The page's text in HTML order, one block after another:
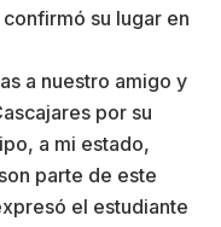
su lugar en
a nuestro amigo y
por su
a mi estado,
parte de este
el estudiante